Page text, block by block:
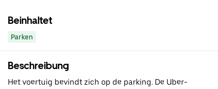
Beinhaltet
Parken
Beschreibung
Het voertuig bevindt zich op de parking. De Uber-